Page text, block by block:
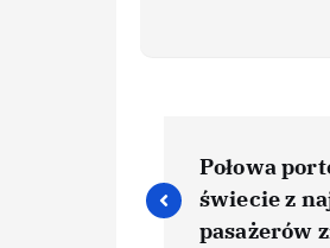
Połowa
świecie z
pasażerów